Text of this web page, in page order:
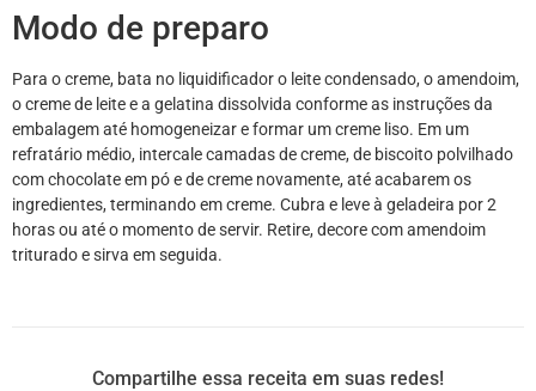
Modo de preparo
Para o creme, bata no liquidificador o leite condensado, o amendoim,
o creme de leite e a gelatina dissolvida conforme as instruções da
embalagem até homogeneizar e formar um creme liso. Em um
refratário médio, intercale camadas de creme, de biscoito polvilhado
com chocolate em pó e de creme novamente, até acabarem os
ingredientes, terminando em creme. Cubra e leve à geladeira por 2
horas ou até o momento de servir. Retire, decore com amendoim
triturado e sirva em seguida.
Compartilhe essa receita em suas redes!